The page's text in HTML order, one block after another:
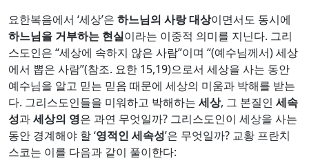
요한복음에서 ‘세상’은 하느님의 사랑 대상이면서도 동시에
하느님을 거부하는 현실이라는 이중적 의미를 지닌다. 그리
스도인은 “세상에 속하지 않은 사람”이며 “(예수님께서) 세상
에서 뽑은 사람”(참조. 요한 15,19)으로서 세상을 사는 동안
예수님을 알고 믿는 믿음 때문에 세상의 미움과 박해를 받는
다. 그리스도인들을 미워하고 박해하는 세상, 그 본질인 세속
성과세상의 영은 과연 무엇일까? 그리스도인이 세상을 사는
동안 경계해야 할 ‘영적인 세속성’은 무엇일까? 교황 프란치
스코는 이를 다음과 같이 풀이한다: